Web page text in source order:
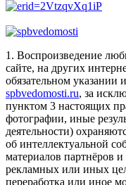
1. Воспроизведение
сайте, на других
обязательном указании
spbvedomosti.ru, за
пунктом 3 настоящих
фотографии, иные
деятельности)
об интеллектуальной
материалов партнёров
рекламных или иных
переработка или иное